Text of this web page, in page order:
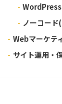
- WordPress
- ノーコー
- Webマーケテ
- サイト運用・